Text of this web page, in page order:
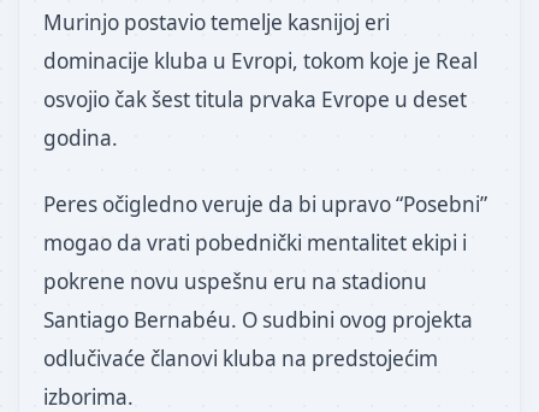
Murinjo postavio temelje kasnijoj eri
dominacije kluba u Evropi, tokom koje je Real
osvojio čak šest titula prvaka Evrope u deset
godina.
Peres očigledno veruje da bi upravo “Posebni”
mogao da vrati pobednički mentalitet ekipi i
pokrene novu uspešnu eru na stadionu
Santiago Bernabéu. O sudbini ovog projekta
odlučivaće članovi kluba na predstojećim
izborima.